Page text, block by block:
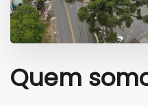
Quem